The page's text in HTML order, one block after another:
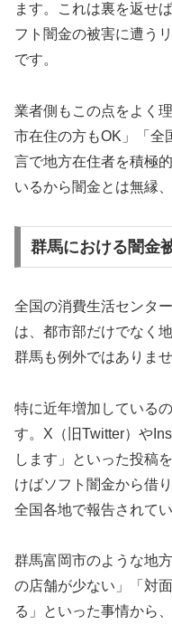
ます。これは裏を返せ
フト闇金の被害に遭う
です。
業者側もこの点をよく
市在住の方もOK」「全
言で地方在住者を積極
いるから闇金とは無縁
群馬における闇金
全国の消費生活センタ
は、都市部だけでなく
群馬も例外ではありませ
特に近年増加している
す。X（旧Twitter）や
します」といった投稿
けばソフト闇金から借
全国各地で報告されてい
群馬富岡市のような地
の店舗が少ない」「対
る」といった事情から